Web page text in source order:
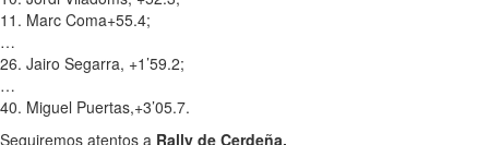
11. Marc Coma+55.4;
…
26. Jairo Segarra, +1’59.2;
…
40. Miguel Puertas,+3’05.7.
Seguiremos atentos a Rally de Cerdeña.